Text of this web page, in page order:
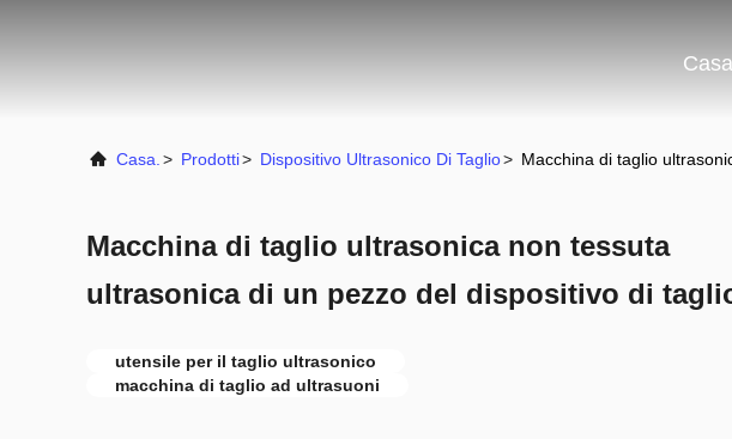
Casa
Casa. > Prodotti> Dispositivo Ultrasonico Di Taglio> Macchina di taglio
Macchina di taglio ultrasonica non tessuta
ultrasonica di un pezzo del dispositivo di
utensile per il taglio ultrasonico
macchina di taglio ad ultrasuoni